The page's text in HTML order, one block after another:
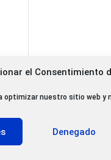
el Consentimiento
optimizar nuestro sitio web y
Denegado
oyentes diarios
Gracias